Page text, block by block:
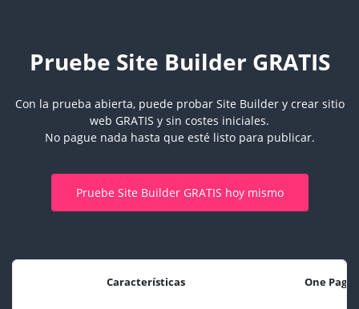
Pruebe Site Builder GRATIS
Con la prueba abierta, puede probar Site Builder y crear sitio
web GRATIS y sin costes iniciales.
No pague nada hasta que esté listo para publicar.
Pruebe Site Builder GRATIS hoy mismo
Características One Page